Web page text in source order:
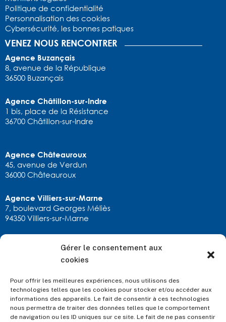
Gérer le consentement aux
cookies
Pour offrir les meilleures expériences, nous utilisons des
technologies telles que les cookies pour stocker et/ou accéder aux
informations des appareils. Le fait de consentir à ces technologies
nous permettra de traiter des données telles que le comportement
de navigation ou les ID uniques sur ce site. Le fait de ne pas consentir
Politique de confidentialité
Personnalisation des cookies
Cybersécurité, les bonnes patiques
VENEZ NOUS RENCONTRER
Agence Buzançais
8, avenue de la République
36500 Buzançais
Agence Châtillon-sur-Indre
1 bis, place de la Résistance
36700 Châtillon-sur-Indre
Agence Châteauroux
45, avenue de Verdun
36000 Châteauroux
Agence Villiers-sur-Marne
7, boulevard Georges Méliès
94350 Villiers-sur-Marne
RESTONS EN CONTACT
calexandre.chatx@allianz.fr
ou vianotre formulaire